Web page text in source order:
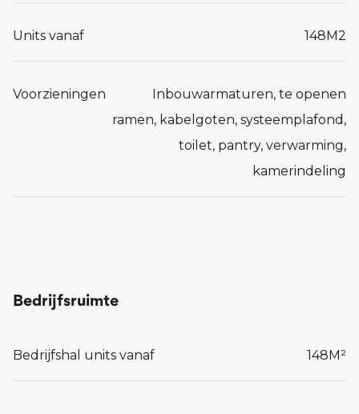
Units vanaf 148 M2
Voorzieningen
Inbouwarmaturen, te openen
ramen, kabelgoten, systeemplafond,
toilet, pantry, verwarming,
kamerindeling
Bedrijfsruimte
Bedrijfshal units vanaf 148 M²